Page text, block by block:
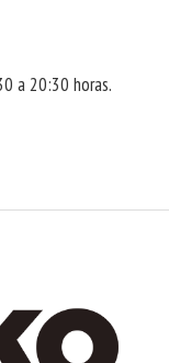
a 20:30 horas.